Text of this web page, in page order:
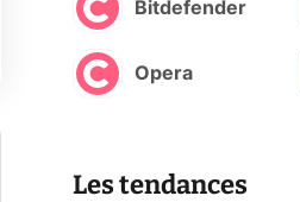
Bitdefender
Opera
Les tendances